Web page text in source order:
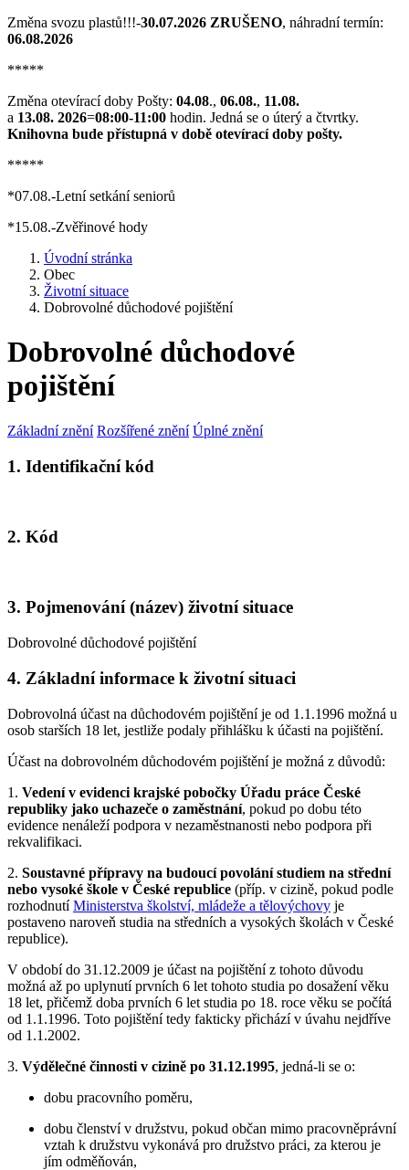
Změna svozu plastů!!!-30.07.2026 ZRUŠENO, náhradní termín:
06.08.2026
*****
Změna otevírací doby Pošty: 04.08., 06.08., 11.08.
a 13.08. 2026=08:00-11:00 hodin. Jedná se o úterý a čtvrtky.
Knihovna bude přístupná v době otevírací doby pošty.
*****
*07.08.-Letní setkání seniorů
*15.08.-Zvěřinové hody
Úvodní stránka
Obec
Životní situace
Dobrovolné důchodové pojištění
Dobrovolné důchodové
pojištění
Základní znění Rozšířené znění Úplné znění
1. Identifikační kód
2. Kód
3. Pojmenování (název) životní situace
Dobrovolné důchodové pojištění
4. Základní informace k životní situaci
Dobrovolná účast na důchodovém pojištění je od 1.1.1996 možná u
osob starších 18 let, jestliže podaly přihlášku k účasti na pojištění.
Účast na dobrovolném důchodovém pojištění je možná z důvodů:
1. Vedení v evidenci krajské pobočky Úřadu práce České
republiky jako uchazeče o zaměstnání, pokud po dobu této
evidence nenáleží podpora v nezaměstnanosti nebo podpora při
rekvalifikaci.
2. Soustavné přípravy na budoucí povolání studiem na střední
nebo vysoké škole v České republice (příp. v cizině, pokud podle
rozhodnutíMinisterstva školství, mládeže a tělovýchovy je
postaveno naroveň studia na středních a vysokých školách v České
republice).
V období do 31.12.2009 je účast na pojištění z tohoto důvodu
možná až po uplynutí prvních 6 let tohoto studia po dosažení věku
18 let, přičemž doba prvních 6 let studia po 18. roce věku se počítá
od 1.1.1996. Toto pojištění tedy fakticky přichází v úvahu nejdříve
od 1.1.2002.
3. Výdělečné činnosti v cizině po 31.12.1995, jedná-li se o:
dobu pracovního poměru,
dobu členství v družstvu, pokud občan mimo pracovněprávní
vztah k družstvu vykonává pro družstvo práci, za kterou je
jím odměňován,